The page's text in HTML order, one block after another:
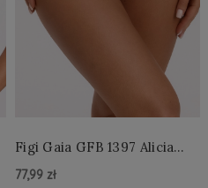
Figi Gaia GFB 1397 Alicia
77,99 zł